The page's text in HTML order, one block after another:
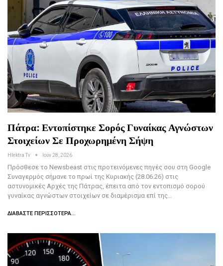
Πάτρα: Εντοπίστηκε Σορός Γυναίκας Αγνώστων
Στοιχείων Σε Προχωρημένη Σήψη
Hlektra Tv Ιούν 28, 2026
Πρόσθεσε το Newsbeast στις προτεινόμενες πηγές σου στη Google
Συναγερμός σήμανε το πρωί της Κυριακής (28.06.26) στις
αστυνομικές Αρχές της Πάτρας, έπειτα από τον εντοπισμό σορού
γυναίκας αγνώστων στοιχείων σε διαμέρισμα επί της…
ΔΙΑΒΆΣΤΕ ΠΕΡΙΣΣΌΤΕΡΑ...